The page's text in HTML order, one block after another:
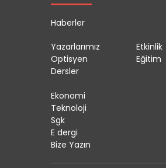
Haberler
Yazarlarımız
Etkinlik
Optisyen
Eğitim
Dersler
Ekonomi
Teknoloji
Sgk
E dergi
Bize Yazın